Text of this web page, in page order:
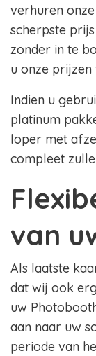
verhuren
scherpste
zonder in te
u onze prijzen
Indien u
platinum
loper met
compleet
van
Als laatste
dat wij ook
uw
aan naar uw
periode van